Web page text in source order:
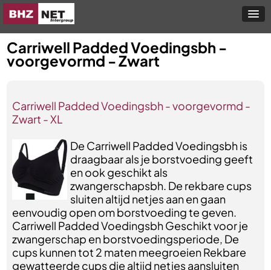
Carriwell Padded Voedingsbh -
voorgevormd - Zwart
Carriwell Padded Voedingsbh - voorgevormd -
Zwart - XL
De Carriwell Padded Voedingsbh is
draagbaar als je borstvoeding geeft
en ook geschikt als
zwangerschapsbh. De rekbare cups
sluiten altijd netjes aan en gaan
eenvoudig open om borstvoeding te geven.
Carriwell Padded Voedingsbh Geschikt voor je
zwangerschap en borstvoedingsperiode, De
cups kunnen tot 2 maten meegroeien Rekbare
gewatteerde cups die altijd netjes aansluiten